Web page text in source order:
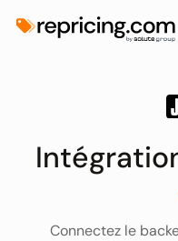
Connectez le